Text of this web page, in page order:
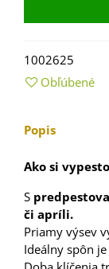
1002625
Obľúbené
Popis
Ako si
S
či apríli.
Priamy výsev
Ideálny spôn je